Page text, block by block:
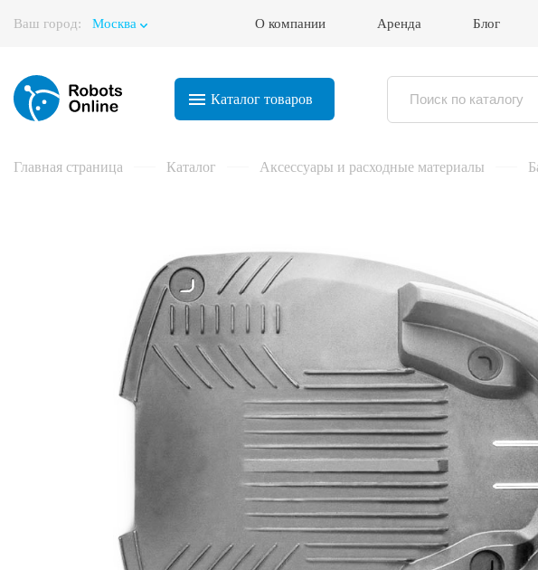
Ваш город: Москва О компании Аренда Блог
Каталог товаров
Корзина
Главная страница Каталог Аксессуары и расходные материалы